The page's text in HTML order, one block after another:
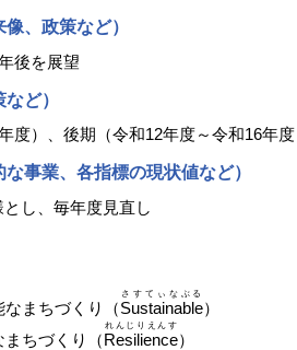
、政策など）
後を展望
ど）
度）、後期（令和12年度～令和16年度
事業、各指標の現状値など）
し、毎年度見直し
まちづくり（Sustainable
さすてぃなぶる
）
ちづくり（Resilience
れんじりえんす
）